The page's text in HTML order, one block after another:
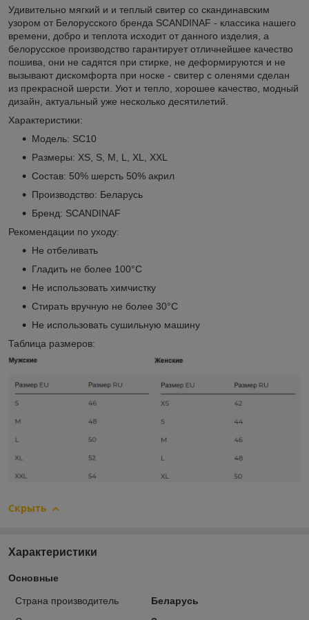
Удивительно мягкий и и теплый свитер со скандинавским
узором от Белорусского бренда SCANDINAF - классика нашего
времени, добро и теплота исходит от данного изделия, а
белорусское производство гарантирует отличнейшее качество
пошива, они не садятся при стирке, не деформируются и не
вызывают дискомфорта при носке - свитер с оленями сделан
из прекрасной шерсти. Уют и тепло, хорошее качество, модный
дизайн, актуальный уже несколько десятилетий.
Характеристики:
Модель: SC10
Размеры: XS, S, M, L, XL, XXL
Состав: 50% шерсть 50% акрил
Производство: Беларусь
Бренд: SCANDINAF
Рекомендации по уходу:
Не отбеливать
Гладить не более 100°С
Не использовать химчистку
Стирать вручную не более 30°С
Не использовать сушильную машину
Таблица размеров:
Скрыть
Характеристики
Основные
Страна производитель
Беларусь